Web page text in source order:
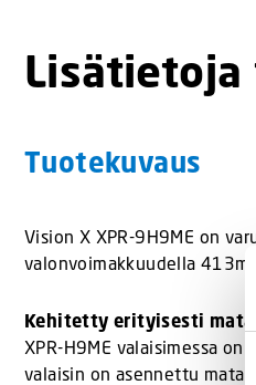
Tuotekuvaus
Vision X XPR-9H9ME on
valonvoimakkuudella 413m.
Kehitetty erityisesti
XPR-H9ME valaisimessa
valaisin on asennettu